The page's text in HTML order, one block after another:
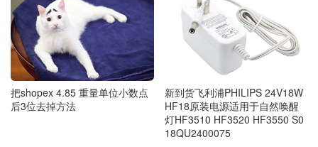
把shopex 4.85 重量单位小数点
后3位去掉方法
新到货飞利浦PHILIPS 24V18W
HF18原装电源适用于自然唤醒
灯HF3510 HF3520 HF3550 S0
18QU2400075